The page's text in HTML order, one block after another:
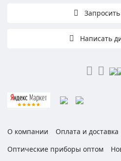
Написать
О компании
Оплата и доставка
Оптические приборы оптом